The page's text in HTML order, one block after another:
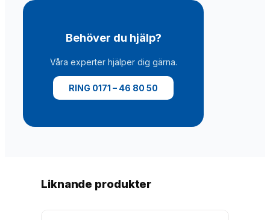
Behöver du hjälp?
Våra experter hjälper dig gärna.
RING 0171 – 46 80 50
Liknande produkter